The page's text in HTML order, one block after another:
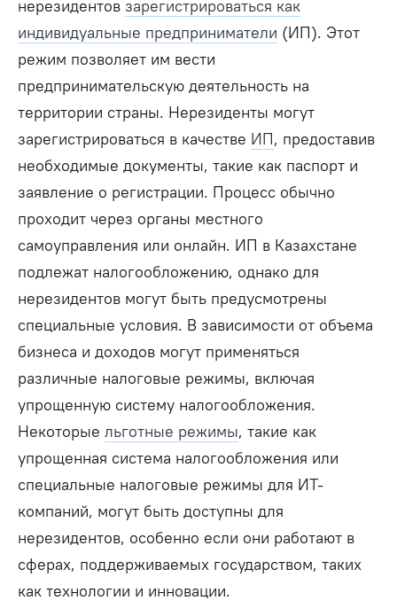
нерезидентов зарегистрироваться как
индивидуальные предприниматели (ИП). Этот
режим позволяет им вести
предпринимательскую деятельность на
территории страны. Нерезиденты могут
зарегистрироваться в качестве ИП, предоставив
необходимые документы, такие как паспорт и
заявление о регистрации. Процесс обычно
проходит через органы местного
самоуправления или онлайн. ИП в Казахстане
подлежат налогообложению, однако для
нерезидентов могут быть предусмотрены
специальные условия. В зависимости от объема
бизнеса и доходов могут применяться
различные налоговые режимы, включая
упрощенную систему налогообложения.
Некоторые льготные режимы, такие как
упрощенная система налогообложения или
специальные налоговые режимы для ИТ-
компаний, могут быть доступны для
нерезидентов, особенно если они работают в
сферах, поддерживаемых государством, таких
как технологии и инновации.